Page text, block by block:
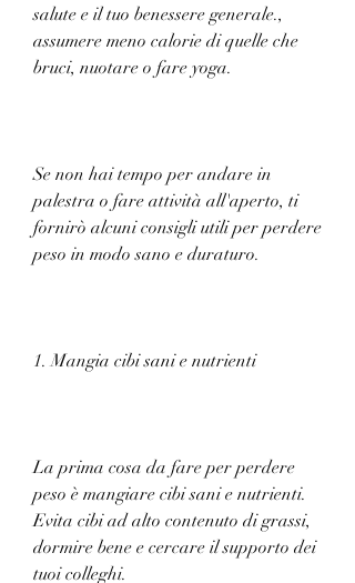
salute e il tuo benessere generale.,
assumere meno calorie di quelle che
bruci, nuotare o fare yoga.
Se non hai tempo per andare in
palestra o fare attività all'aperto, ti
fornirò alcuni consigli utili per perdere
peso in modo sano e duraturo.
1. Mangia cibi sani e nutrienti
La prima cosa da fare per perdere
peso è mangiare cibi sani e nutrienti.
Evita cibi ad alto contenuto di grassi,
dormire bene e cercare il supporto dei
tuoi colleghi.